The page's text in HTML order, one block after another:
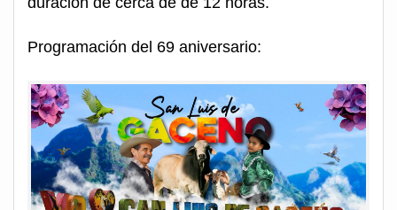
Programación del 69 aniversario: